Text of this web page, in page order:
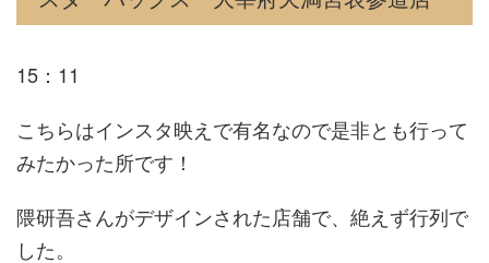
15：11
こちらはインスタ映えで有名なので是非とも行って
みたかった所です！
隈研吾さんがデザインされた店舗で、絶えず行列で
した。